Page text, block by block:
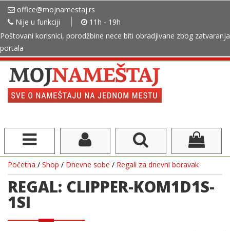
office@mojnamestaj.rs
Nije u funkciji
11h - 19h
Poštovani korisnici, porodžbine nece biti obradjivane zbog zatvaranja
portala
Početna / Shop / Dnevne sobe / Regali za dnevni boravak
REGAL: CLIPPER-KOM1D1S-
1SI